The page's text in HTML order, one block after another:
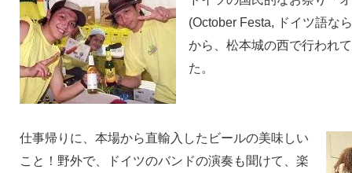
(October Festa, ドイツ語な
から、松本城の西で行われ
た。
仕事帰りに、本場から直輸入したビールの美味しい
こと！野外で、ドイツのバンドの演奏も聞けて、楽